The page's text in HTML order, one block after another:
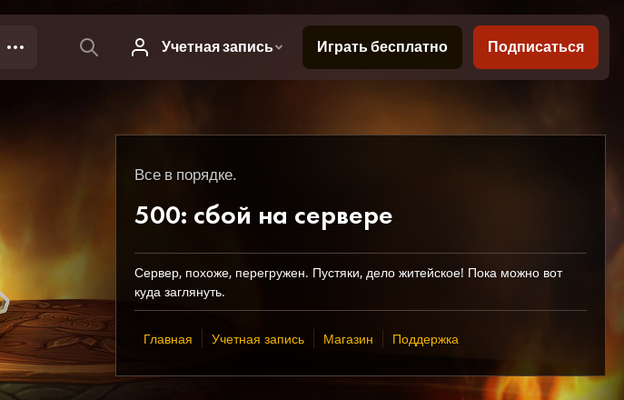
Все в порядке.
500: сбой на сервере
Сервер, похоже, перегружен. Пустяки, дело житейское! Пока можно вот
куда заглянуть.
Главная Учетная запись Магазин Поддержка